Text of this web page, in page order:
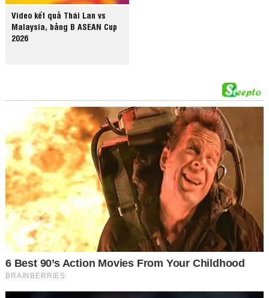
Video kết quả Thái Lan vs
Malaysia, bảng B ASEAN Cup
2026